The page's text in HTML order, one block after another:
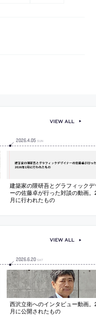
2026.4.05 SUN
建築家の隈研吾とグラフィックデ
ーの佐藤卓が行った対談の動画。
月に行われたもの
VIEW ALL
2026.6.20 SAT
西沢立衛へのインタビュー動画。
月に公開されたもの
VIEW ALL